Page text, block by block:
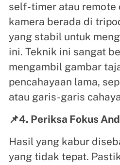
self-timer atau remote
kamera berada di
yang stabil untuk
ini. Teknik ini sangat
mengambil gambar
pencahayaan lama,
atau garis-garis
📌4. Periksa Fokus
Hasil yang kabur
yang tidak tepat.